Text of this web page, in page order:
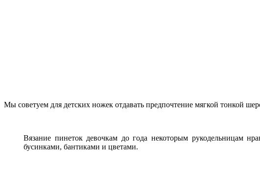
Мы советуем для детских ножек отдавать предпочтение мягкой тонкой
Вязание пинеток девочкам до года некоторым рукодельницам
бусинками, бантиками и цветами.